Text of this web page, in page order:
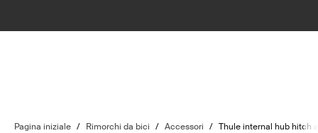
Pagina iniziale / Rimorchi da bici / Accessori / Thule internal hub hitch